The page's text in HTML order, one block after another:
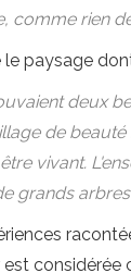
comme rien
le paysage
deux
de
vivant.
grands